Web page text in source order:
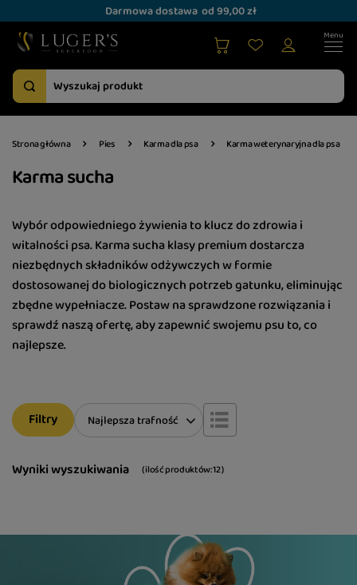
Darmowa dostawa od 99,00 zł
Strona główna Pies Karma dla psa Karma weterynaryjna dla psa
Karma sucha
Wybór odpowiedniego żywienia to klucz do zdrowia i
witalności psa. Karma sucha klasy premium dostarcza
niezbędnych składników odżywczych w formie
dostosowanej do biologicznych potrzeb gatunku, eliminując
zbędne wypełniacze. Postaw na sprawdzone rozwiązania i
sprawdź naszą ofertę, aby zapewnić swojemu psu to, co
najlepsze.
Wyniki wyszukiwania ( ilość produktów:12)
Zmień sortowanie
Najlepsza trafność
Filtry